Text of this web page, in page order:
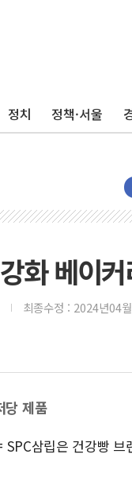
정치 정책·서울
화 베이
최종수정 : 2024년04
당 제품
삼립은 건강빵